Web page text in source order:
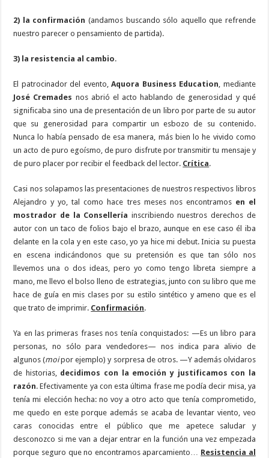
2) la confirmación (andamos buscando sólo aquello que refrende
nuestro parecer o pensamiento de partida).
3) la resistencia al cambio.
El patrocinador del evento,Aquora Business Education , mediante
José Cremades nos abrió el acto hablando de generosidad y qué
significaba sino una de presentación de un libro por parte de su autor
que su generosidad para compartir un esbozo de su contenido.
Nunca lo había pensado de esa manera, más bien lo he vivido como
un acto de puro egoísmo, de puro disfrute por transmitir tu mensaje y
de puro placer por recibir el feedback del lector. Crítica.
Casi nos solapamos las presentaciones de nuestros respectivos libros
Alejandro y yo, tal como hace tres meses nos encontramos en el
mostrador de la Consellería inscribiendo nuestros derechos de
autor con un taco de folios bajo el brazo, aunque en ese caso él iba
delante en la cola y en este caso, yo ya hice mi debut. Inicia su puesta
en escena indicándonos que su pretensión es que tan sólo nos
llevemos una o dos ideas, pero yo como tengo libreta siempre a
mano, me llevo el bolso lleno de estrategias, junto con su libro que me
hace de guía en mis clases por su estilo sintético y ameno que es el
que trato de imprimir. Confirmación.
Ya en las primeras frases nos tenía conquistados: —Es un libro para
personas, no sólo para vendedores— nos indica para alivio de
algunos (moipor ejemplo) y sorpresa de otros. —Y además olvidaros
de historias, decidimos con la emoción y justificamos con la
razón. Efectivamente ya con esta última frase me podía decir misa, ya
tenía mi elección hecha: no voy a otro acto que tenía comprometido,
me quedo en este porque además se acaba de levantar viento, veo
caras conocidas entre el público que me apetece saludar y
desconozco si me van a dejar entrar en la función una vez empezada
porque seguro que no encontramos aparcamiento… Resistencia al